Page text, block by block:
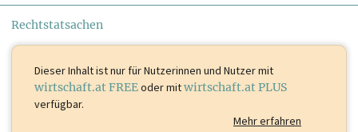
Rechtstatsachen
Dieser Inhalt istnur für Nutzerinnen und Nutzer mit
wirtschaft.at FREEoder mitwirtschaft.at PLUS
verfügbar.
Mehr erfahren